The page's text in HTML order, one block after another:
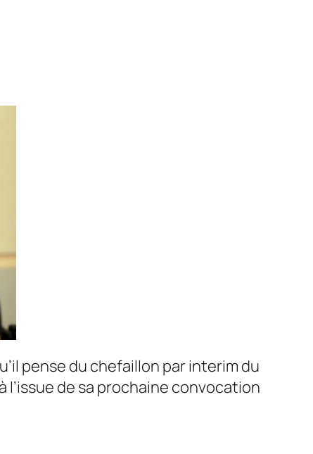
pense du chefaillon par interim du
l’issue de sa prochaine convocation